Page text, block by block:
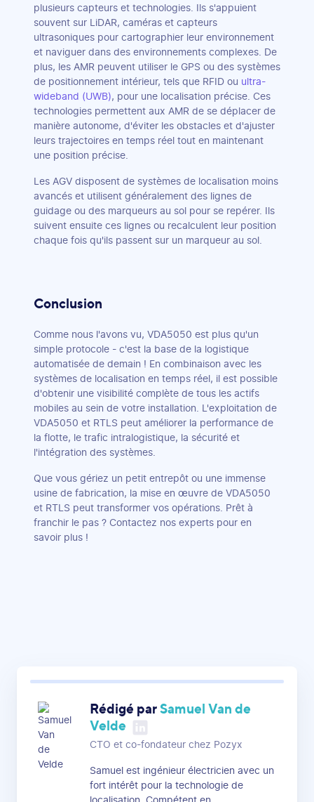
plusieurs capteurs et technologies. Ils s'appuient
souvent sur LiDAR, caméras et capteurs
ultrasoniques pour cartographier leur environnement
et naviguer dans des environnements complexes. De
plus, les AMR peuvent utiliser le GPS ou des systèmes
de positionnement intérieur, tels que RFID ou ultra-
wideband (UWB), pour une localisation précise. Ces
technologies permettent aux AMR de se déplacer de
manière autonome, d'éviter les obstacles et d'ajuster
leurs trajectoires en temps réel tout en maintenant
une position précise.
Les AGV disposent de systèmes de localisation moins
avancés et utilisent généralement des lignes de
guidage ou des marqueurs au sol pour se repérer. Ils
suivent ensuite ces lignes ou recalculent leur position
chaque fois qu'ils passent sur un marqueur au sol.
Conclusion
Comme nous l'avons vu, VDA5050 est plus qu'un
simple protocole - c'est la base de la logistique
automatisée de demain ! En combinaison avec les
systèmes de localisation en temps réel, il est possible
d'obtenir une visibilité complète de tous les actifs
mobiles au sein de votre installation. L'exploitation de
VDA5050 et RTLS peut améliorer la performance de
la flotte, le trafic intralogistique, la sécurité et
l'intégration des systèmes.
Que vous gériez un petit entrepôt ou une immense
usine de fabrication, la mise en œuvre de VDA5050
et RTLS peut transformer vos opérations. Prêt à
franchir le pas ? Contactez nos experts pour en
savoir plus !
Rédigé parSamuel Van de
Velde
CTO et co-fondateur chez Pozyx
Samuel est ingénieur électricien avec un
fort intérêt pour la technologie de